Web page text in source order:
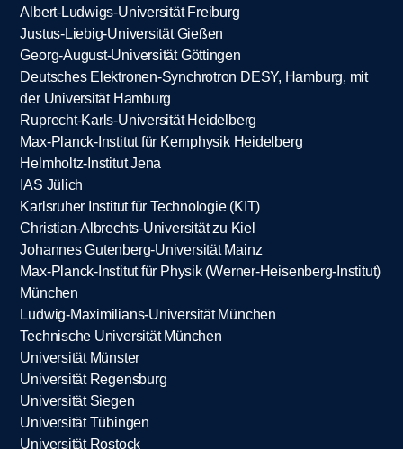
Albert-Ludwigs-Universität Freiburg
Justus-Liebig-Universität Gießen
Georg-August-Universität Göttingen
Deutsches Elektronen-Synchrotron DESY, Hamburg, mit
der Universität Hamburg
Ruprecht-Karls-Universität Heidelberg
Max-Planck-Institut für Kernphysik Heidelberg
Helmholtz-Institut Jena
IAS Jülich
Karlsruher Institut für Technologie (KIT)
Christian-Albrechts-Universität zu Kiel
Johannes Gutenberg-Universität Mainz
Max-Planck-Institut für Physik (Werner-Heisenberg-Institut)
München
Ludwig-Maximilians-Universität München
Technische Universität München
Universität Münster
Universität Regensburg
Universität Siegen
Universität Tübingen
Universität Rostock